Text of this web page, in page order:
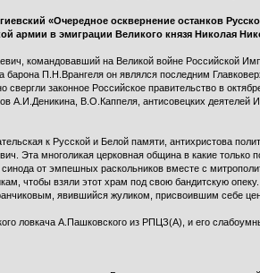
«Очередное осквернение останков
армии в эмиграции Великого князя Николая
командовавший на Великой войне Российской
барона П.Н.Врангеля он являлся последним
свергли законное Российское правительство в
А.И.Деникина, В.О.Каппеля, антисовецких
к Русской и Белой памяти, антихристова
Эта многоликая церковная община в какие
синода от эмпешных раскольников вместе с
чтобы взяли этот храм под свою бандитскую
явившийся жуликом, присвоившим себе
ловкача А.Пашковского из РПЦЗ(А), и его